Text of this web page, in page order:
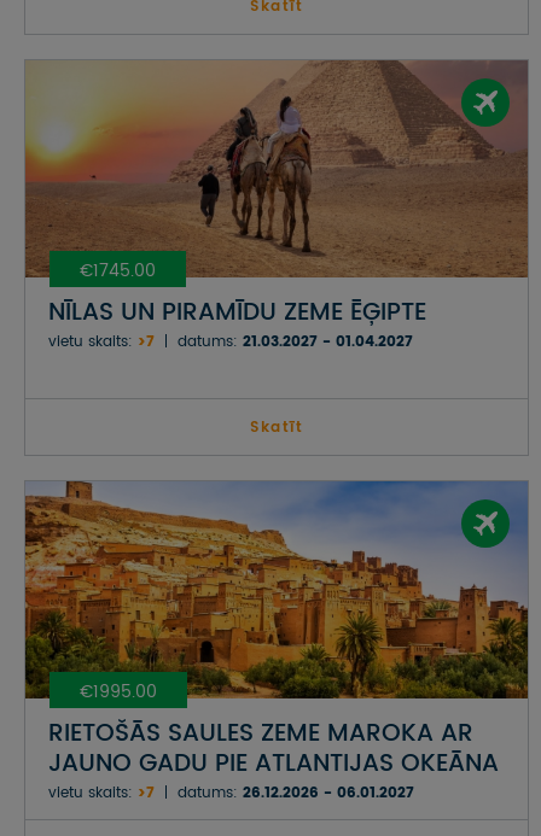
Skatīt
€1745.00
NĪLAS UN PIRAMĪDU ZEME ĒĢIPTE
vietu skaits: >7 datums: 21.03.2027 - 01.04.2027
Skatīt
€1995.00
RIETOŠĀS SAULES ZEME MAROKA AR
JAUNO GADU PIE ATLANTIJAS OKEĀNA
vietu skaits: >7 datums: 26.12.2026 - 06.01.2027